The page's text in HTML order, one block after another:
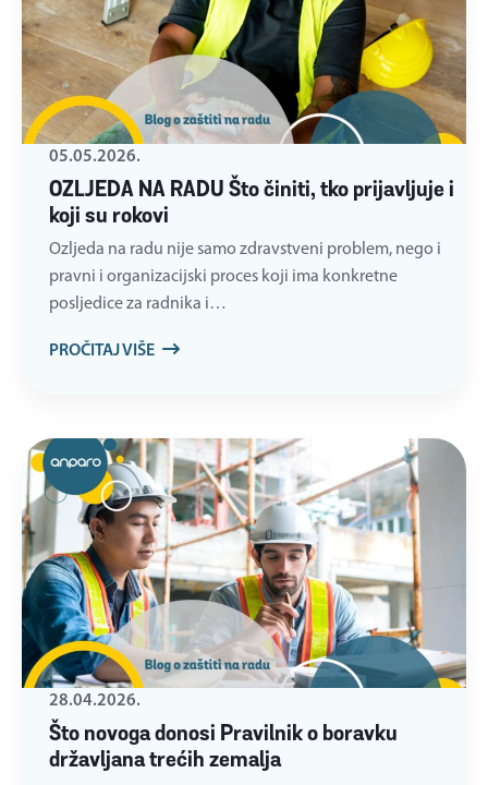
OZLJEDA NA RADU Što činiti, tko prijavljuje i
koji su rokovi
05.05.2026.
Ozljeda na radu nije samo zdravstveni problem, nego i
pravni i organizacijski proces koji ima konkretne
posljedice za radnika i…
PROČITAJ VIŠE
Što novoga donosi Pravilnik o boravku
državljana trećih zemalja
28.04.2026.